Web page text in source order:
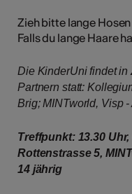
Zieh bitte lange
Falls du lange Haare
Die KinderUni findet in
Partnern statt:
Brig; MINTworld, Visp
Treffpunkt: 13.30
Rottenstrasse 5,
14 jährig